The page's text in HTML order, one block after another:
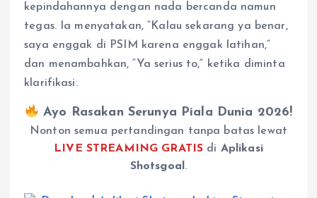
kepindahannya dengan nada bercanda namun
tegas. Ia menyatakan, “Kalau sekarang ya benar,
saya enggak di PSIM karena enggak latihan,”
dan menambahkan, “Ya serius to,” ketika diminta
klarifikasi.
Ayo Rasakan Serunya Piala Dunia 2026!
Nonton semua pertandingan tanpa batas lewat
LIVE STREAMING GRATIS di Aplikasi
Shotsgoal .